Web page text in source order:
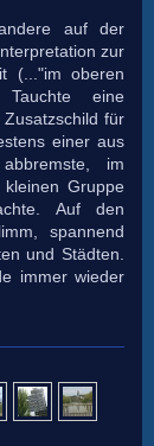
auf der
zur
(..."im oberen
Tauchte eine
für
einer aus
im
Gruppe
Auf den
spannend
und Städten.
immer wieder